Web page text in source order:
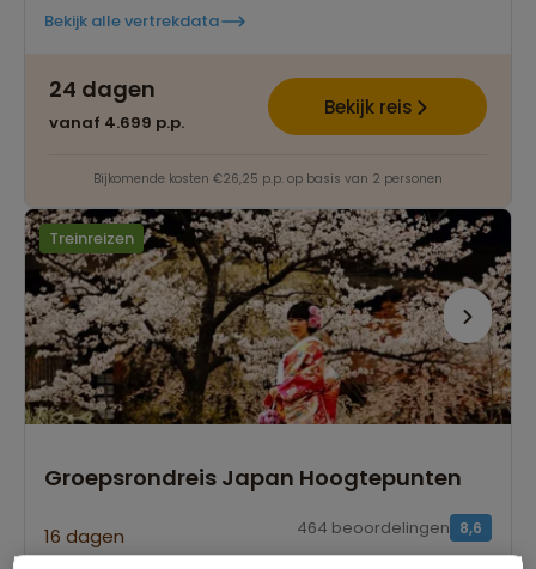
Bekijk alle vertrekdata
24 dagen
vanaf 4.699 p.p.
Bekijk reis
Bijkomende kosten €26,25 p.p. op basis van 2 personen
Treinreizen
Groepsrondreis Japan Hoogtepunten
16 dagen 8,6
464 beoordelingen